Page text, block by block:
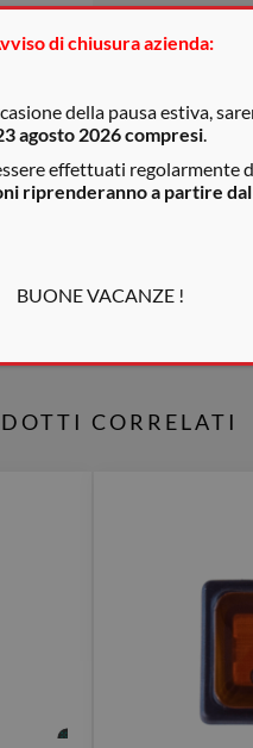
CORRELATI
di chiusura azienda:
della pausa estiva,
agosto 2026 compresi.
effettuati regolarmente
riprenderanno a partire
BUONE VACANZE !